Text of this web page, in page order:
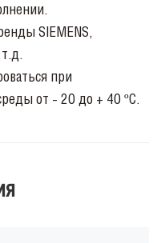
SIEMENS,
при
от - 20 до + 40 ºС.